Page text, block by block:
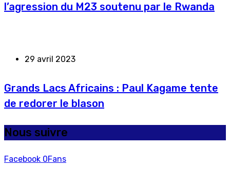
l’agression du M23 soutenu par le Rwanda
29 avril 2023
Grands Lacs Africains : Paul Kagame tente
de redorer le blason
Nous suivre
Facebook 0Fans